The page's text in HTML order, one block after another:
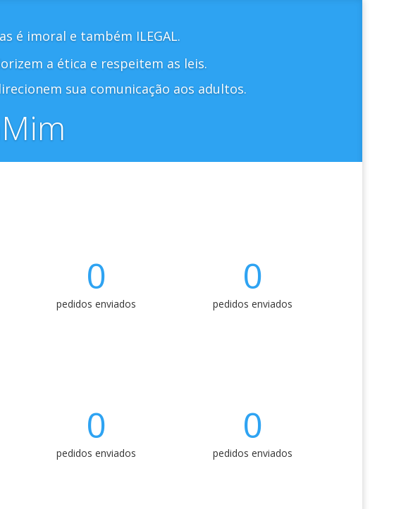
é imoral e também ILEGAL.
a ética e respeitem as leis.
sua comunicação aos adultos.
0
pedidos enviados
0
pedidos enviados
0
pedidos enviados
0
pedidos enviados